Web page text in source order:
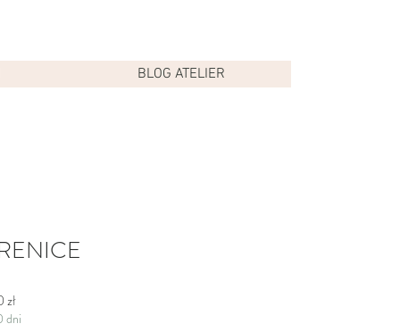
BLOG ATELIER
Cena Rabatowa
dni